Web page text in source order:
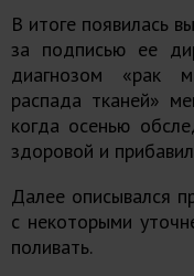
В итоге появилась
за подписью ее
диагнозом «рак
распада тканей»
когда осенью
здоровой и
Далее описывался
с некоторыми
поливать.